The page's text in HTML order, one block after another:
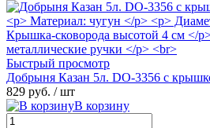
Быстрый просмотр
Добрыня Казан 5л. DO-3356 с
829 руб. / шт
В корзину